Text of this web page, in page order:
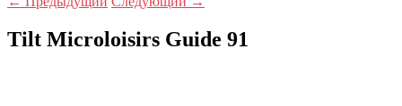
Tilt Microloisirs Guide 91